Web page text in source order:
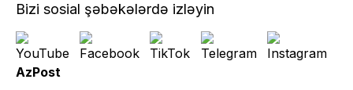
Bizi sosial şəbəkələrdə izləyin
AzPost